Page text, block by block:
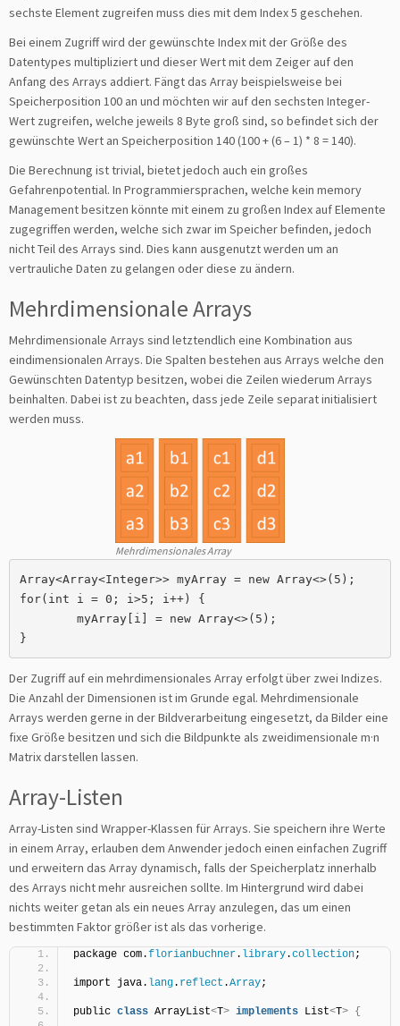
sechste Element zugreifen muss dies mit dem Index 5 geschehen.
Bei einem Zugriff wird der gewünschte Index mit der Größe des
Datentypes multipliziert und dieser Wert mit dem Zeiger auf den
Anfang des Arrays addiert. Fängt das Array beispielsweise bei
Speicherposition 100 an und möchten wir auf den sechsten Integer-
Wert zugreifen, welche jeweils 8 Byte groß sind, so befindet sich der
gewünschte Wert an Speicherposition 140 (100 + (6 – 1) * 8 = 140).
Die Berechnung ist trivial, bietet jedoch auch ein großes
Gefahrenpotential. In Programmiersprachen, welche kein memory
Management besitzen könnte mit einem zu großen Index auf Elemente
zugegriffen werden, welche sich zwar im Speicher befinden, jedoch
nicht Teil des Arrays sind. Dies kann ausgenutzt werden um an
vertrauliche Daten zu gelangen oder diese zu ändern.
Mehrdimensionale Arrays
Mehrdimensionale Arrays sind letztendlich eine Kombination aus
eindimensionalen Arrays. Die Spalten bestehen aus Arrays welche den
Gewünschten Datentyp besitzen, wobei die Zeilen wiederum Arrays
beinhalten. Dabei ist zu beachten, dass jede Zeile separat initialisiert
werden muss.
Mehrdimensionales Array
Array<Array<Integer>> myArray = new Array<>(5);
for(int i = 0; i>5; i++) {
}
Der Zugriff auf ein mehrdimensionales Array erfolgt über zwei Indizes.
Die Anzahl der Dimensionen ist im Grunde egal. Mehrdimensionale
Arrays werden gerne in der Bildverarbeitung eingesetzt, da Bilder eine
fixe Größe besitzen und sich die Bildpunkte als zweidimensionale m·n
Matrix darstellen lassen.
Array-Listen
Array-Listen sind Wrapper-Klassen für Arrays. Sie speichern ihre Werte
in einem Array, erlauben dem Anwender jedoch einen einfachen Zugriff
und erweitern das Array dynamisch, falls der Speicherplatz innerhalb
des Arrays nicht mehr ausreichen sollte. Im Hintergrund wird dabei
nichts weiter getan als ein neues Array anzulegen, das um einen
bestimmten Faktor größer ist als das vorherige.
package com.florianbuchner. library.collection;
import java. lang. reflect .Array;
public class ArrayList<T> implements List<T> {